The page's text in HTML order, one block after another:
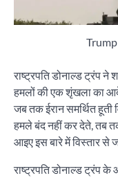
राष्ट्रपति डोनाल्ड ट्रंप ने
हमलों की एक शृंखला का
जब तक ईरान समर्थित हूती
हमले बंद नहीं कर देते, तब
आइए इस बारे में विस्तार से
राष्ट्रपति डोनाल्ड ट्रंप के